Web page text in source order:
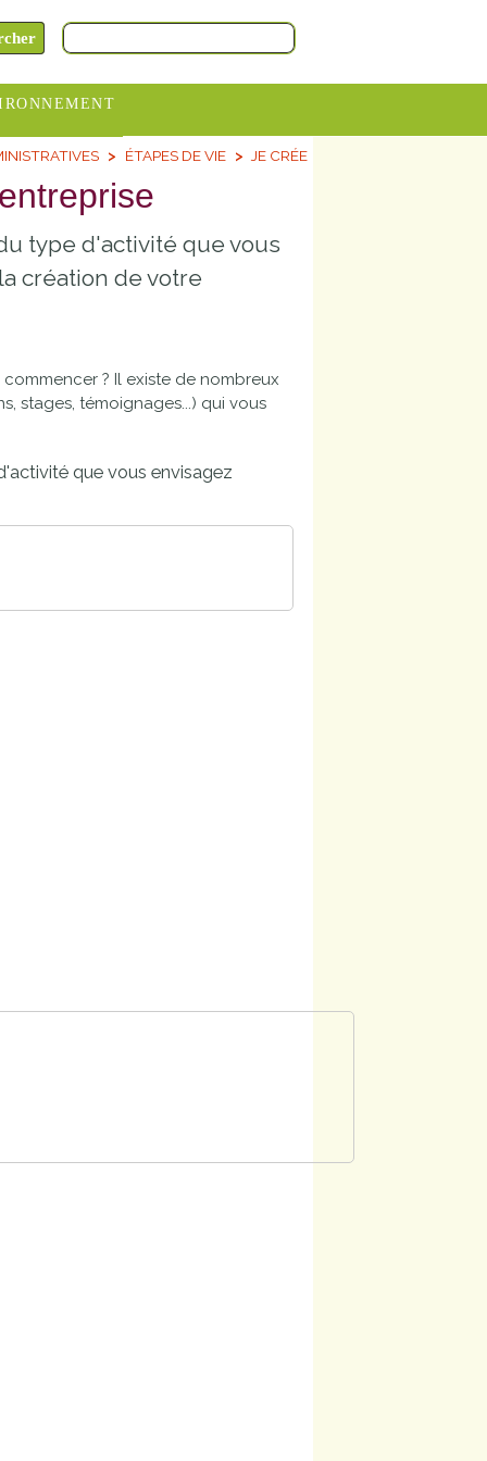
ÉTAPES DE VIE JE CRÉE
type d'activité que vous
création de votre
? Il existe de nombreux
stages, témoignages...) qui vous
que vous envisagez